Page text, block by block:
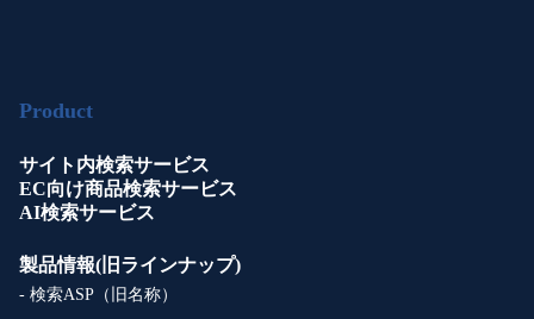
Product
サイト内検索サービス
EC向け商品検索サービス
AI検索サービス
製品情報(旧ラインナップ)
- 検索ASP（旧名称）